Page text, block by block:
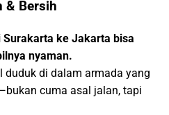
& Bersih
ke Jakarta bisa
nyaman.
duduk di dalam armada yang
cuma asal jalan, tapi